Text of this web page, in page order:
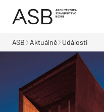
ASB Aktuálně Události